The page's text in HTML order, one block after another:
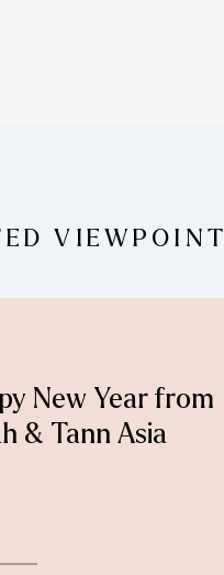
VIEWPOINT
New Year from
& Tann Asia